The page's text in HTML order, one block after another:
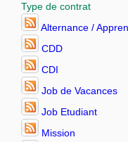
Type de contrat
Alternance /
CDD
CDI
Job de Vacances
Job Etudiant
Mission